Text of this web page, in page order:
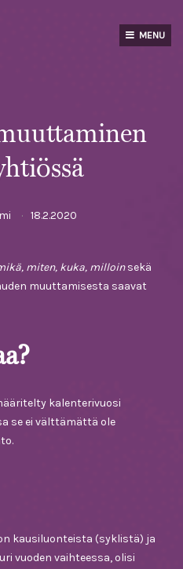
MENU
18.2.2020
miten, kuka, milloinsekä
muuttamisesta saavat
kalenterivuosi
se ei välttämättä ole
kausiluonteista (syklistä) ja
vuoden vaihteessa, olisi